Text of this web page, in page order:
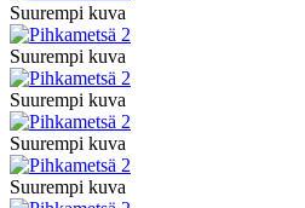
Suurempi kuva
Suurempi kuva
Suurempi kuva
Suurempi kuva
Suurempi kuva